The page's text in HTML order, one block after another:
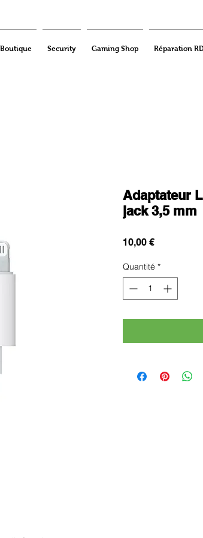
Boutique Security Gaming Shop Réparation
Adaptateur
jack 3,5 mm
10,00 €Prix
Quantité *